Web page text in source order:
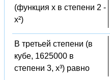
(функция x в степени 2 -
x²)
В третьей степени (в
кубе, 1625000 в
степени 3, x³) равно